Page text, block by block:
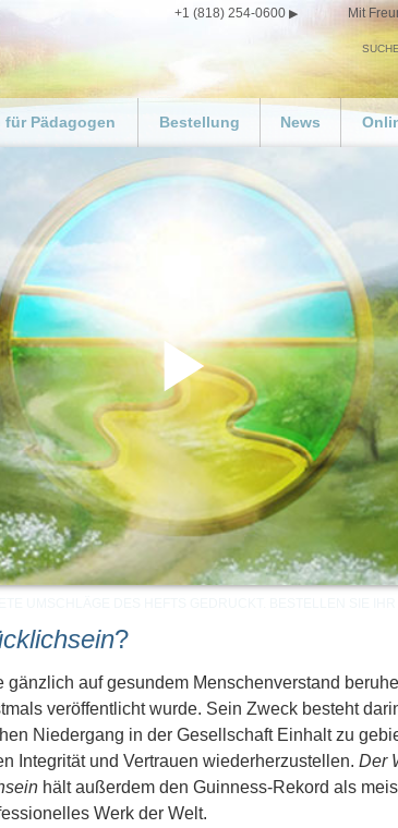
+1 (818) 254-0600 Mit
SUCHE
für Pädagogen
Pädagogen“
in Schulen
Bestellung
Gestalten Sie Ihren eigenen
Weg zum Glücklichsein
Materialien bestellen
News
Play
Video
?
gänzlich auf gesundem Menschenverstand
veröffentlicht wurde. Sein Zweck besteht
Niedergang in der Gesellschaft Einhalt zu
Integrität und Vertrauen wiederherzustellen. Der
hält außerdem den Guinness-Rekord als
Werk der Welt.